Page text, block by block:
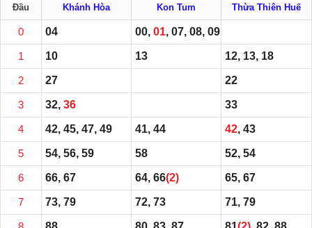
Đầu Khánh Hòa Kon Tum Thừa Thiên Huế
0 04 00, 01, 07, 08, 09
1 10 13 12, 13, 18
2 27 22
3 32, 36 33
4 42, 45, 47, 49 41, 44 42, 43
5 54, 56, 59 58 52, 54
6 66, 67 64, 66(2) 65, 67
7 73, 79 72, 73 71, 79